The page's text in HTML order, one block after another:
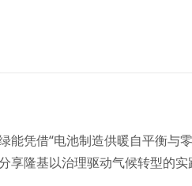
能凭借“电池制造供暖自平衡与
隆基以治理驱动气候转型的实